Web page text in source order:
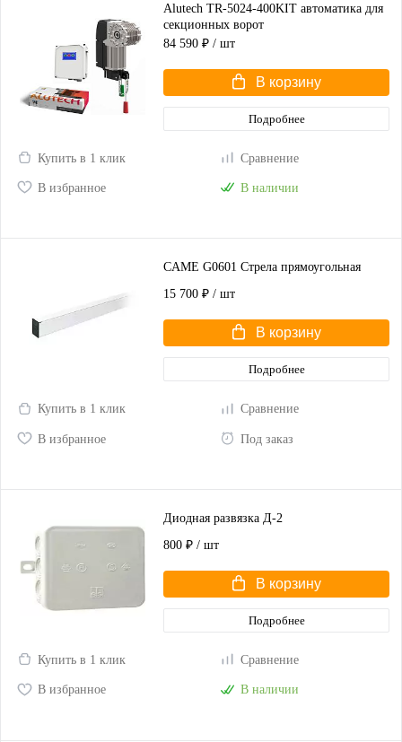
Alutech TR-5024-400KIT автоматика для
секционных ворот
84 590 ₽ / шт
В корзину
Подробнее
Купить в 1 клик Сравнение
В избранное В наличии
CAME G0601 Стрела прямоугольная
15 700 ₽ / шт
В корзину
Подробнее
Купить в 1 клик Сравнение
В избранное Под заказ
Диодная развязка Д-2
800 ₽ / шт
В корзину
Подробнее
Купить в 1 клик Сравнение
В избранное В наличии